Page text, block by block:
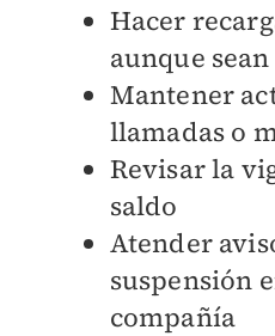
Hacer
aunque
Mantener
llamadas o
Revisar la
saldo
Atender
suspensión
compañía